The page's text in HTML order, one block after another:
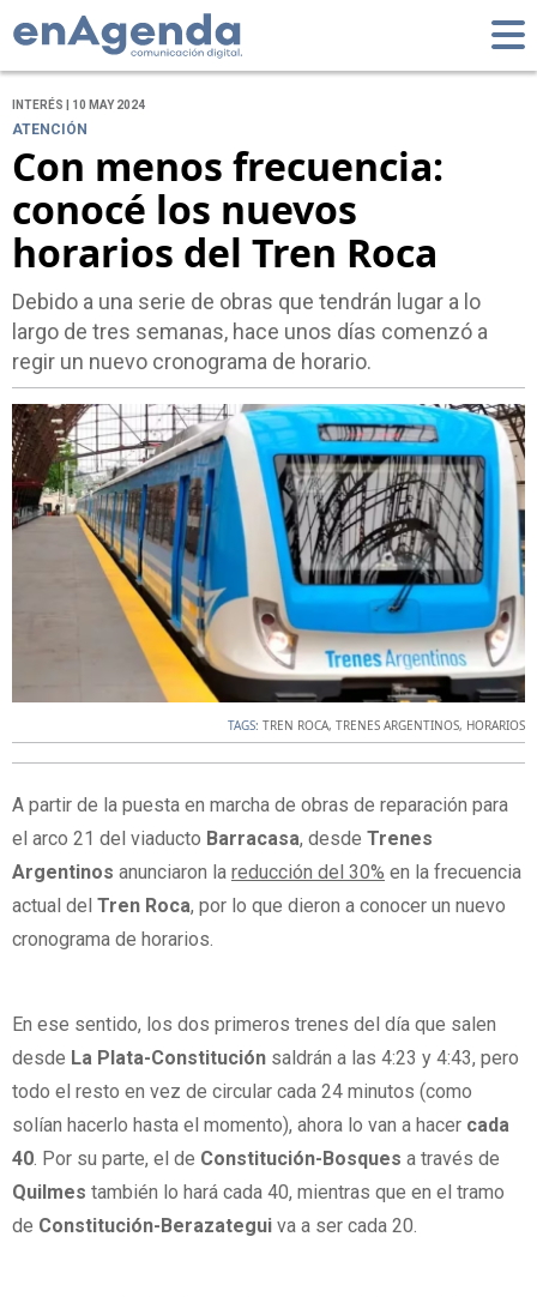
INTERÉS | 10 MAY 2024
ATENCIÓN
Con menos frecuencia:
conocé los nuevos
horarios del Tren Roca
Debido a una serie de obras que tendrán lugar a lo
largo de tres semanas, hace unos días comenzó a
regir un nuevo cronograma de horario.
TAGS: TREN ROCA, TRENES ARGENTINOS, HORARIOS
A partir de la puesta en marcha de obras de reparación para
el arco 21 del viaducto Barracasa, desde Trenes
Argentinos anunciaron la reducción del 30% en la frecuencia
actual del Tren Roca, por lo que dieron a conocer un nuevo
cronograma de horarios.
En ese sentido, los dos primeros trenes del día que salen
desde La Plata-Constitución saldrán a las 4:23 y 4:43, pero
todo el resto en vez de circular cada 24 minutos (como
solían hacerlo hasta el momento), ahora lo van a hacer cada
40 . Por su parte, el de Constitución-Bosques a través de
Quilmes también lo hará cada 40, mientras que en el tramo
de Constitución-Berazategui va a ser cada 20.